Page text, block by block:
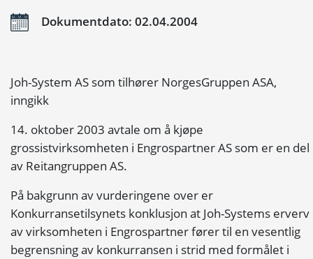
Dokumentdato: 02.04.2004
Joh-System AS som tilhører NorgesGruppen ASA,
inngikk
14. oktober 2003 avtale om å kjøpe
grossistvirksomheten i Engrospartner AS som er en del
av Reitangruppen AS.
På bakgrunn av vurderingene over er
Konkurransetilsynets konklusjon at Joh-Systems erverv
av virksomheten i Engrospartner fører til en vesentlig
begrensning av konkurransen i strid med formålet i